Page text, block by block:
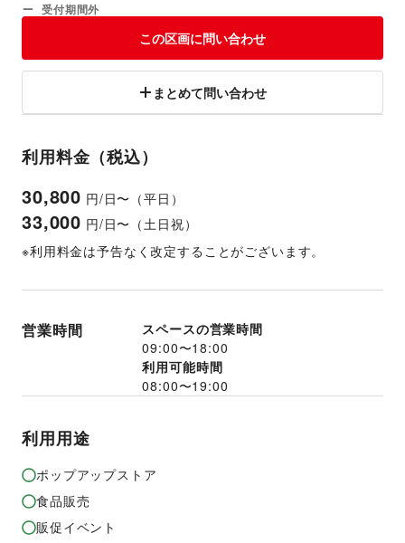
受付期間外
この区画に問い合わせ
まとめて問い合わせ
利用料金（税込）
30,800 円/日〜（平日）
33,000 円/日〜（土日祝）
※利用料金は予告なく改定することがございます。
営業時間
スペースの営業時間
09:00〜18:00
利用可能時間
08:00〜19:00
利用用途
ポップアップストア
食品販売
販促イベント